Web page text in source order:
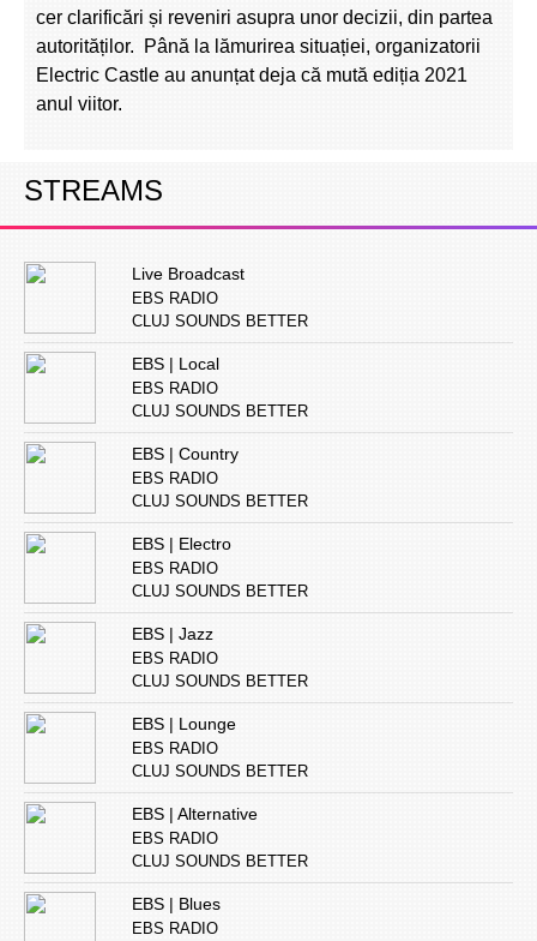
cer clarificări și reveniri asupra unor decizii, din partea
autorităților. Până la lămurirea situației, organizatorii
Electric Castle au anunțat deja că mută ediția 2021
anul viitor.
STREAMS
Live Broadcast
EBS RADIO
CLUJ SOUNDS BETTER
EBS | Local
EBS RADIO
CLUJ SOUNDS BETTER
EBS | Country
EBS RADIO
CLUJ SOUNDS BETTER
EBS | Electro
EBS RADIO
CLUJ SOUNDS BETTER
EBS | Jazz
EBS RADIO
CLUJ SOUNDS BETTER
EBS | Lounge
EBS RADIO
CLUJ SOUNDS BETTER
EBS | Alternative
EBS RADIO
CLUJ SOUNDS BETTER
EBS | Blues
EBS RADIO